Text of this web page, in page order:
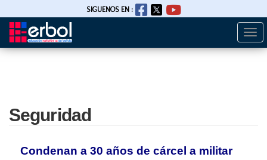
Pasar
SIGUENOS EN :
Seguridad
Condenan a 30 años de cárcel a militar